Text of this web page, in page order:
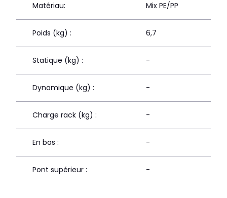
Matériau: Mix PE/PP
Poids (kg) : 6,7
Statique (kg) : -
Dynamique (kg) : -
Charge rack (kg) : -
En bas : -
Pont supérieur : -